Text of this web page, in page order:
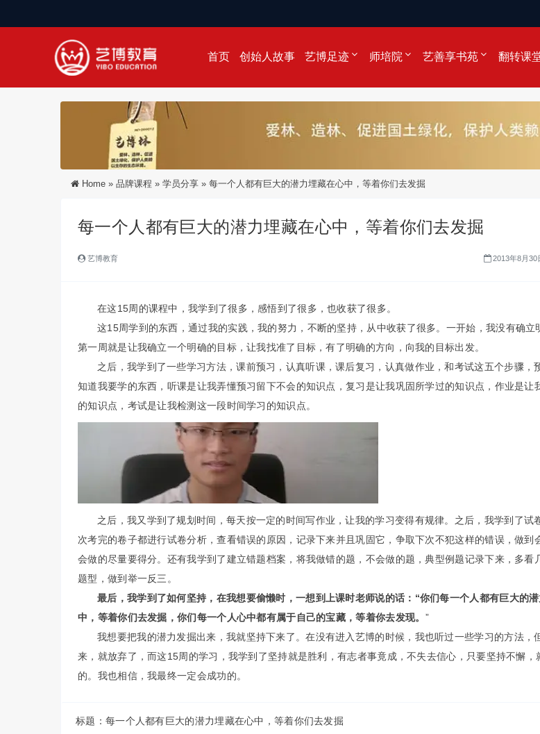
首页 创始人故事 艺博足迹 师培院 艺善享书苑 翻转课
Home » 品牌课程 » 学员分享 » 每一个人都有巨大的潜力埋藏在心中，等着你们去发掘
每一个人都有巨大的潜力埋藏在心中，等着你们去发掘
艺博教育 2013年8月30
在这15周的课程中，我学到了很多，感悟到了很多，也收获了很多。
这15周学到的东西，通过我的实践，我的努力，不断的坚持，从中收获了很多。一开始，我没有确立
第一周就是让我确立一个明确的目标，让我找准了目标，有了明确的方向，向我的目标出发。
之后，我学到了一些学习方法，课前预习，认真听课，课后复习，认真做作业，和考试这五个步骤，
知道我要学的东西，听课是让我弄懂预习留下不会的知识点，复习是让我巩固所学过的知识点，作业是让
的知识点，考试是让我检测这一段时间学习的知识点。
之后，我又学到了规划时间，每天按一定的时间写作业，让我的学习变得有规律。之后，我学到了试
次考完的卷子都进行试卷分析，查看错误的原因，记录下来并且巩固它，争取下次不犯这样的错误，做到
会做的尽量要得分。还有我学到了建立错题档案，将我做错的题，不会做的题，典型例题记录下来，多看
题型，做到举一反三。
最后，我学到了如何坚持，在我想要偷懒时，一想到上课时老师说的话：“你们每一个人都有巨大的
中，等着你们去发掘，你们每一个人心中都有属于自己的宝藏，等着你去发现。 ”
我想要把我的潜力发掘出来，我就坚持下来了。在没有进入艺博的时候，我也听过一些学习的方法，
来，就放弃了，而这15周的学习，我学到了坚持就是胜利，有志者事竟成，不失去信心，只要坚持不懈，
的。我也相信，我最终一定会成功的。
标题：每一个人都有巨大的潜力埋藏在心中，等着你们去发掘